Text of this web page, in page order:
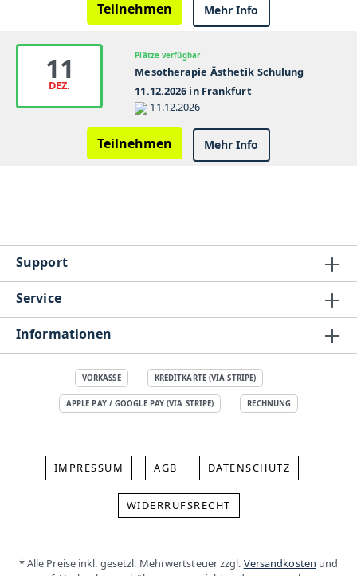
Teilnehmen Mehr Info
11
DEZ.
Plätze verfügbar
Mesotherapie Ästhetik Schulung
11.12.2026 in Frankfurt
11.12.2026
Teilnehmen Mehr Info
Support
Service
Informationen
VORKASSE KREDITKARTE (VIA STRIPE)
APPLE PAY / GOOGLE PAY (VIA STRIPE) RECHNUNG
IMPRESSUM AGB DATENSCHUTZ
WIDERRUFSRECHT
* Alle Preise inkl. gesetzl. Mehrwertsteuer zzgl. Versandkosten und